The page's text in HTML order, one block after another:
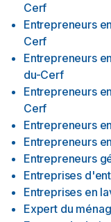
Cerf
Entrepreneurs
Cerf
Entrepreneurs
du-Cerf
Entrepreneurs
Cerf
Entrepreneurs
Entrepreneurs
Entrepreneurs
Entreprises
Entreprises en
Expert du